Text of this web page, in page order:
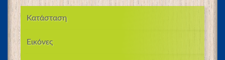
Κατάσταση
Εικόνες